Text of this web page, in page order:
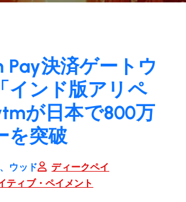
Pay決済ゲートウ
インド版アリペ
が日本で800万
を突破
ウッド
ディークペイ
ティブ・ペイメント